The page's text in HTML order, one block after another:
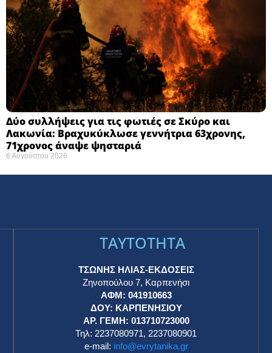
Δύο συλλήψεις για τις φωτιές σε Σκύρο και
Λακωνία: Βραχυκύκλωσε γεννήτρια 63χρονης,
71χρονος άναψε ψησταριά
6 Αυγούστου 2026
TAYTOTHTA
ΤΣΩΝΗΣ ΗΛΙΑΣ-ΕΚΔΟΣΕΙΣ
Ζηνοπούλου 7, Καρπενήσι
ΑΦΜ: 041910663
ΔΟΥ: ΚΑΡΠΕΝΗΣΙΟΥ
ΑΡ. ΓΕΜΗ: 013710723000
Τηλ: 2237080971, 2237080901
e-mail: info@evrytanika.gr